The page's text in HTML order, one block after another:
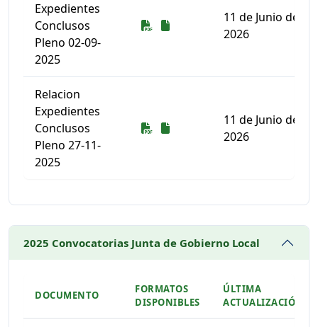
Expedientes
Conclusos
Pleno 02-09-
2025
Descarga
Descarga
11 de Junio de
2026
Relacion
Expedientes
Conclusos
Pleno 27-11-
2025
Descarga
Descarga
11 de Junio de
2026
2025 Convocatorias Junta de Gobierno Local
DOCUMENTO
FORMATOS
DISPONIBLES
ÚLTIMA
ACTUALIZACIÓN